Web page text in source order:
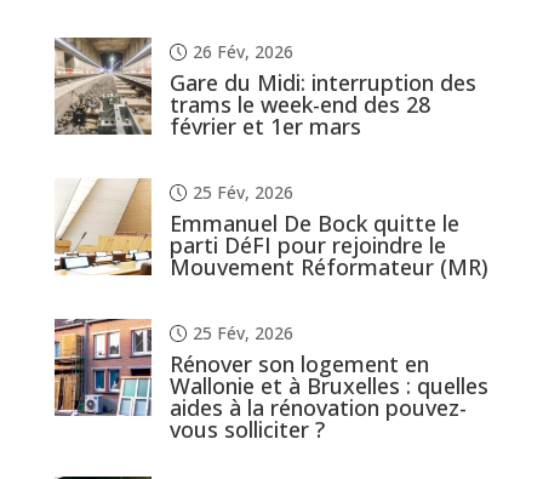
26 Fév, 2026
Gare du Midi: interruption des
trams le week-end des 28
février et 1er mars
25 Fév, 2026
Emmanuel De Bock quitte le
parti DéFI pour rejoindre le
Mouvement Réformateur (MR)
25 Fév, 2026
Rénover son logement en
Wallonie et à Bruxelles : quelles
aides à la rénovation pouvez-
vous solliciter ?